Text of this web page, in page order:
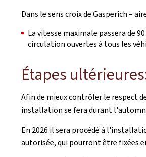
Dans le sens croix de Gasperich –
La vitesse maximale passera de
circulation ouvertes à tous les
Étapes
Afin de mieux contrôler le respect
installation se fera durant
En 2026 il sera procédé à
autorisée, qui pourront être fixées